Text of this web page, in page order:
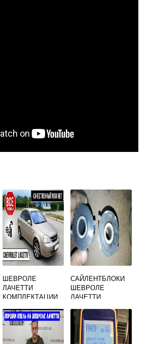
ШЕВРОЛЕ
ЛАЧЕТТИ
КОМПЛЕКТАЦИИ
ВХОДИТ
САЙЛЕНТБЛОКИ
ШЕВРОЛЕ
ЛАЧЕТТИ